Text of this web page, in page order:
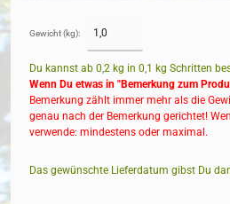
Gewicht (kg):
Du kannst ab 0,2 kg in 0,1 kg Schritten
Wenn Du etwas in "Bemerkung zum
Bemerkung zählt immer mehr als die
genau nach der Bemerkung gerichtet!
verwende: mindestens oder maximal.
Das gewünschte Lieferdatum gibst Du